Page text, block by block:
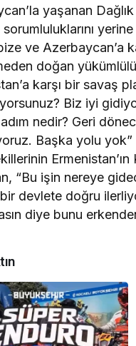
yaşanan
sorumluluklarını
ve Azerbaycan’a
doğan
karşı bir savaş
Biz iyi
nedir? Geri
Başka yolu yok”
“Bu işin nereye
devlete doğru
diye bunu